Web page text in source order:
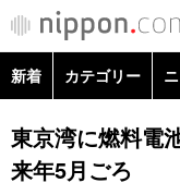
新着 カテゴリー
政治・外交
経済・ビジネス
東京湾に燃料電
来年5月ごろ